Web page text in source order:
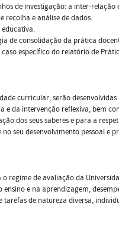
de investigação: a inter-
recolha e análise de dados.
de consolidação da prática
específico do relatório de
curricular, serão
e da intervenção reflexiva, bem
dos seus saberes e para a
seu desenvolvimento pessoal e
regime de avaliação da
e na aprendizagem,
de natureza diversa,